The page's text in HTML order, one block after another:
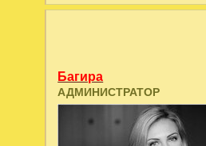
Багира
АДМИНИСТРАТОР